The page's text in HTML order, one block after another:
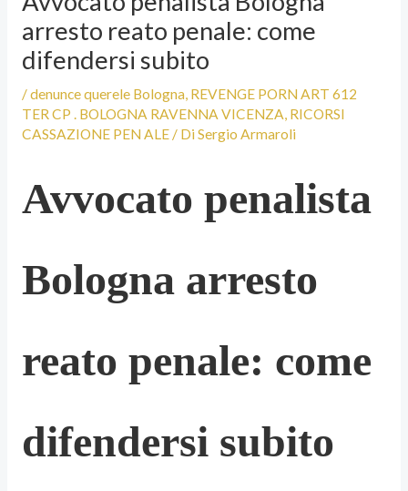
arresto reato penale: come
difendersi subito
/denunce querele Bologna REVENGE PORN ART 612
TER CP . BOLOGNA RAVENNA VICENZA RICORSI
CASSAZIONE PEN ALE/ DiSergio Armaroli
Avvocato penalista
Bologna arresto
reato penale: come
difendersi subito